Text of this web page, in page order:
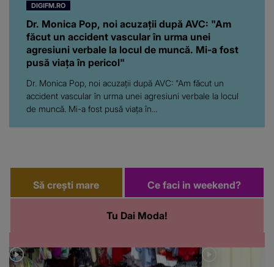
DIGIFM.RO
Dr. Monica Pop, noi acuzații după AVC: "Am
făcut un accident vascular în urma unei
agresiuni verbale la locul de muncă. Mi-a fost
pusă viața în pericol"
Dr. Monica Pop, noi acuzații după AVC: "Am făcut un
accident vascular în urma unei agresiuni verbale la locul
de muncă. Mi-a fost pusă viața în...
Să crești mare
Tu Dai Moda!
Ce faci in weekend?